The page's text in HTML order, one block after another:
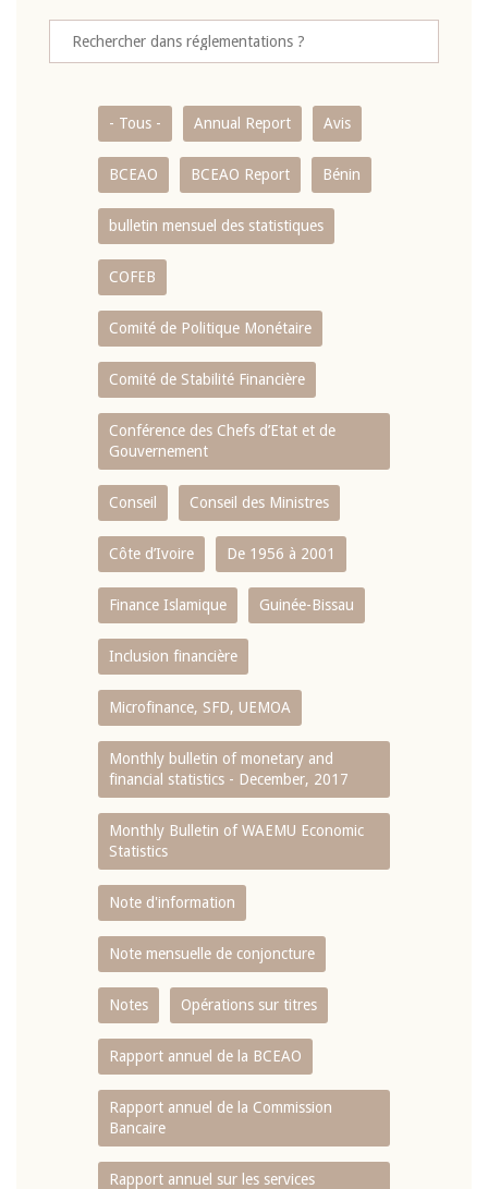
- Tous - Annual Report Avis
BCEAO BCEAO Report Bénin
bulletin mensuel des statistiques
COFEB
Comité de Politique Monétaire
Comité de Stabilité Financière
Conférence des Chefs d’Etat et de
Gouvernement
Conseil Conseil des Ministres
Côte d’Ivoire De 1956 à 2001
Finance Islamique Guinée-Bissau
Inclusion financière
Microfinance, SFD, UEMOA
Monthly bulletin of monetary and
financial statistics - December, 2017
Monthly Bulletin of WAEMU Economic
Statistics
Note d'information
Note mensuelle de conjoncture
Notes Opérations sur titres
Rapport annuel de la BCEAO
Rapport annuel de la Commission
Bancaire
Rapport annuel sur les services